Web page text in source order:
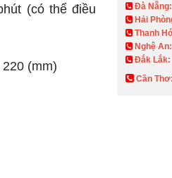
(có thể điều
(mm)
Đà
Hải
Thanh
Nghệ
Đắk Lắk:
Cần